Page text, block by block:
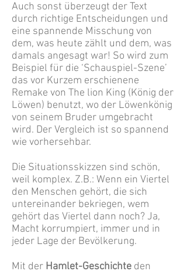
Auch sonst überzeugt der Text
durch richtige Entscheidungen und
eine spannende Misschung von
dem, was heute zählt und dem, was
damals angesagt war! So wird zum
Beispiel für die ‘Schauspiel-Szene’
das vor Kurzem erschienene
Remake von The lion King (König der
Löwen) benutzt, wo der Löwenkönig
von seinem Bruder umgebracht
wird. Der Vergleich ist so spannend
wie vorhersehbar.
Die Situationsskizzen sind schön,
weil komplex. Z.B.: Wenn ein Viertel
den Menschen gehört, die sich
untereinander bekriegen, wem
gehört das Viertel dann noch? Ja,
Macht korrumpiert, immer und in
jeder Lage der Bevölkerung.
Mit der Hamlet-Geschichte den